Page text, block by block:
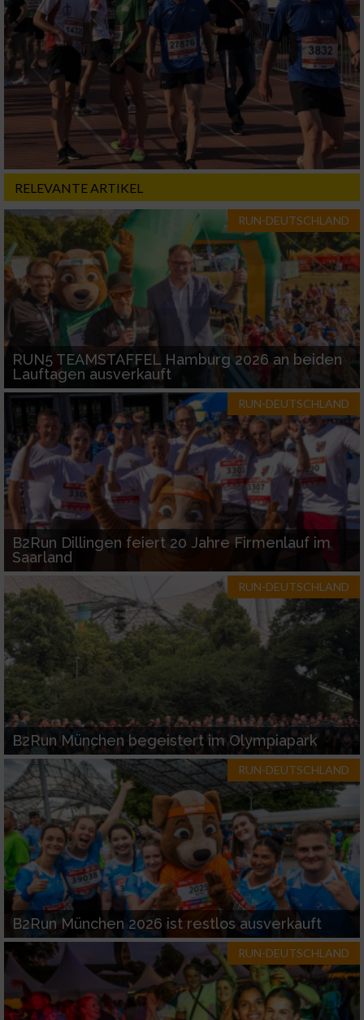
RELEVANTE ARTIKEL
RUN-DEUTSCHLAND
RUN5 TEAMSTAFFEL Hamburg 2026 an beiden
Lauftagen ausverkauft
RUN-DEUTSCHLAND
B2Run Dillingen feiert 20 Jahre Firmenlauf im
Saarland
RUN-DEUTSCHLAND
B2Run München begeistert im Olympiapark
RUN-DEUTSCHLAND
B2Run München 2026 ist restlos ausverkauft
RUN-DEUTSCHLAND
Informationen identifizieren
Nicht-IAB-Verarbeitungszwecke:
Notwendig
Performance
Werbung